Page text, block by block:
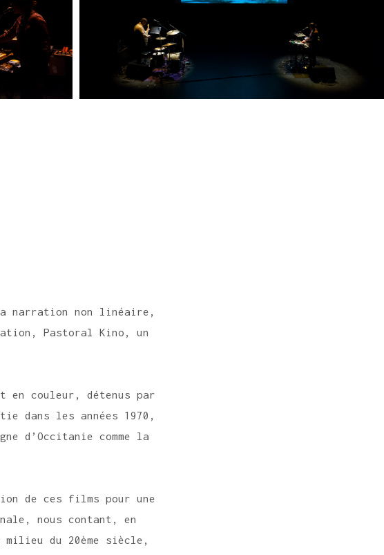
narration non linéaire,
Pastoral Kino, un
en couleur, détenus par
dans les années 1970,
d’Occitanie comme la
de ces films pour une
nous contant, en
du 20ème siècle,